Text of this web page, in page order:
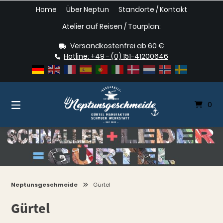
Home Über Neptun
Standorte / Kontakt
Atelier auf Reisen / Tourplan:
Versandkostenfrei ab 60 €
Hotline: +49 - (0) 151-41200646
0
Neptunsgeschmeide Gürtel
Gürtel